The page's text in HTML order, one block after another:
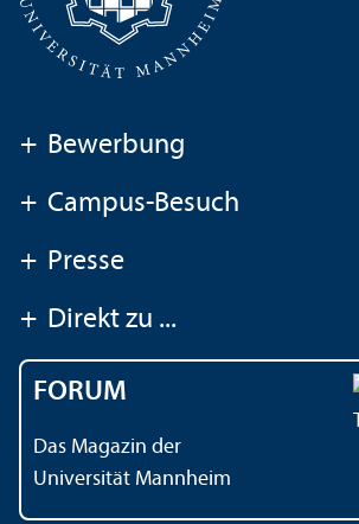
+ Bewerbung
+ Campus-Besuch
+ Presse
+ Direkt zu ...
FORUM
Das Magazin der
Universität Mannheim